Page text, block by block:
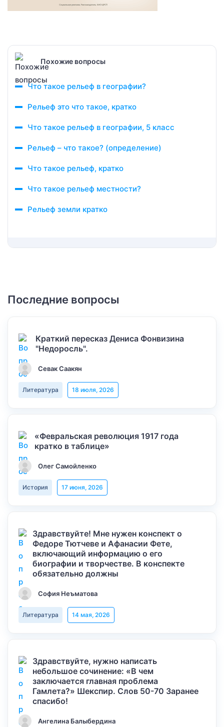
Похожие вопросы
Что такое рельеф в географии?
Рельеф это что такое, кратко
Что такое рельеф в географии, 5 класс
Рельеф – что такое? (определение)
Что такое рельеф, кратко
Что такое рельеф местности?
Рельеф земли кратко
Последние вопросы
Краткий пересказ Дениса Фонвизина
"Недоросль".
Севак Саакян
Литература 18 июля, 2026
«Февральская революция 1917 года
кратко в таблице»
Олег Самойленко
История 17 июня, 2026
Здравствуйте! Мне нужен конспект о
Федоре Тютчеве и Афанасии Фете,
включающий информацию о его
биографии и творчестве. В конспекте
обязательно должны
София Неъматова
Литература 14 мая, 2026
Здравствуйте, нужно написать
небольшое сочинение: «В чем
заключается главная проблема
Гамлета?» Шекспир. Слов 50-70 Заранее
спасибо!
Ангелина Балыбердина